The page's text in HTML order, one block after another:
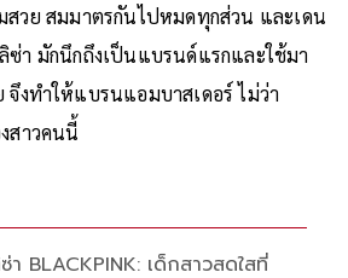
วย สมมาตรกันไปหมดทุกส่วน และเดน
า มักนึกถึงเป็นแบรนด์แรกและใช้มา
จึงทำให้แบรนแอมบาสเดอร์ ไม่ว่า
สาวคนนี้
า BLACKPINK: เด็กสาวสดใสที่